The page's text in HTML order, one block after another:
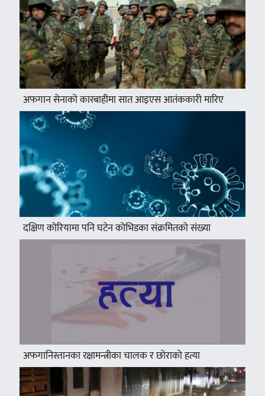
अफगान सेनाको कारबाहीमा सात आइएस आतंककारी मारिए
दक्षिण कोरियामा पनि घटेन कोभिडका संक्रमितको संख्या
अफगानिस्तानका रक्षामन्त्रीका चालक र छोराको हत्या